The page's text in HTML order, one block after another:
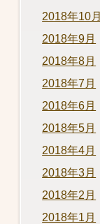
2018年10月
2018年9月
2018年8月
2018年7月
2018年6月
2018年5月
2018年4月
2018年3月
2018年2月
2018年1月